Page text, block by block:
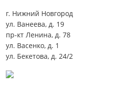
г. Нижний Новгород
ул. Ванеева, д. 19
пр-кт Ленина, д. 78
ул. Васенко, д. 1
ул. Бекетова, д. 24/2